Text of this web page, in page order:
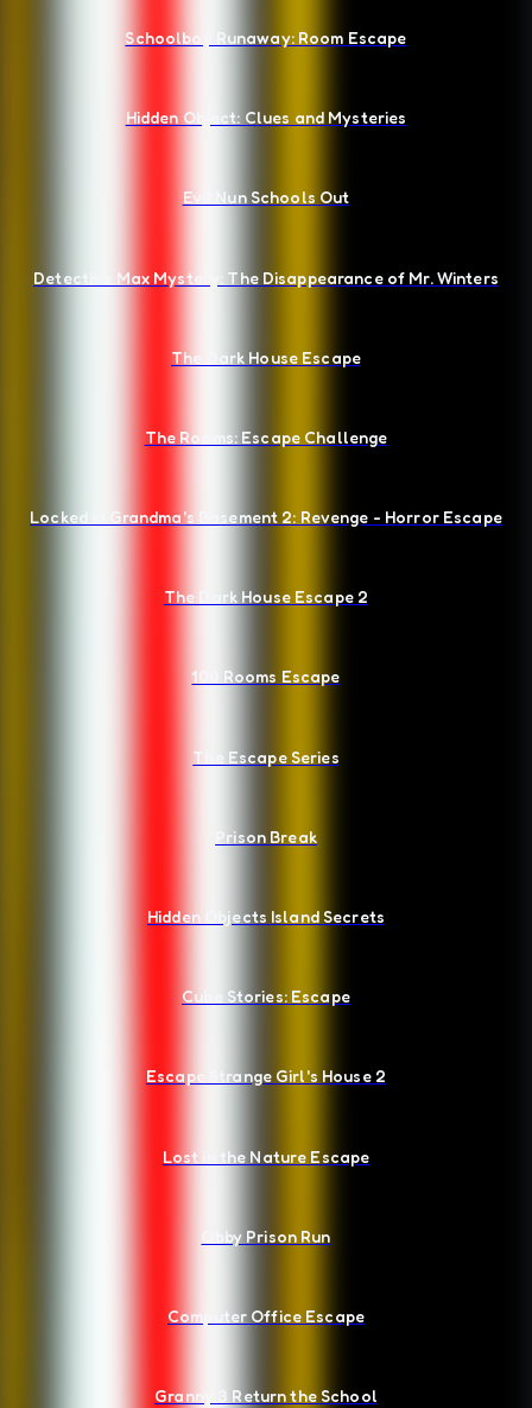
Schoolboy Runaway: Room Escape
Hidden Object: Clues and Mysteries
Evil Nun Schools Out
Detective Max Mystery: The Disappearance of Mr. Winters
The Dark House Escape
The Rooms: Escape Challenge
Locked in Grandma's Basement 2: Revenge - Horror Escape
The Dark House Escape 2
100 Rooms Escape
The Escape Series
Prison Break
Hidden Objects Island Secrets
Cube Stories: Escape
Escape Strange Girl's House 2
Lost in the Nature Escape
Obby Prison Run
Computer Office Escape
Granny 3 Return the School